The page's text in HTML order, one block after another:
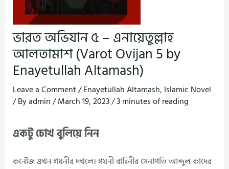
ভারত অভিযান ৫ – এনায়েতুল্লাহ
আলতামাশ (Varot Ovijan 5 by
Enayetullah Altamash)
Leave a Comment/Enayetullah Altamash, Islamic Novel
/ Byadmin/March 19, 2023/3 minutes of reading
একটু চোখ বুলিয়ে নিন
কনৌজ এখন গযনীর দখলে। গযনী বাহিনীর সেনাপতি আব্দুল কাদের